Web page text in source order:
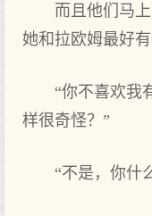
而且他们‌马
她和拉欧姆最好
“你不‌喜欢
样很奇怪？”
“不‌是，你什